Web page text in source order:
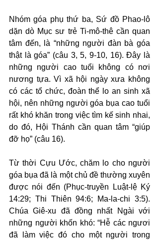
Nhóm góa phụ thứ ba, Sứ đồ Phao-lô
dặn dò Mục sư trẻ Ti-mô-thê cần quan
tâm đến, là “những người đàn bà góa
thật là góa” (câu 3, 5, 9-10, 16). Đây là
những người cao tuổi không có nơi
nương tựa. Vì xã hội ngày xưa không
có các tổ chức, đoàn thể lo an sinh xã
hội, nên những người góa bụa cao tuổi
rất khó khăn trong việc tìm kế sinh nhai,
do đó, Hội Thánh cần quan tâm “giúp
đỡ họ” (câu 16).
Từ thời Cựu Ước, chăm lo cho người
góa bụa đã là một chủ đề thường xuyên
được nói đến (Phục-truyền Luật-lệ Ký
14:29; Thi Thiên 94:6; Ma-la-chi 3:5).
Chúa Giê-xu đã đồng nhất Ngài với
những người khốn khó: “Hễ các ngươi
đã làm việc đó cho một người trong